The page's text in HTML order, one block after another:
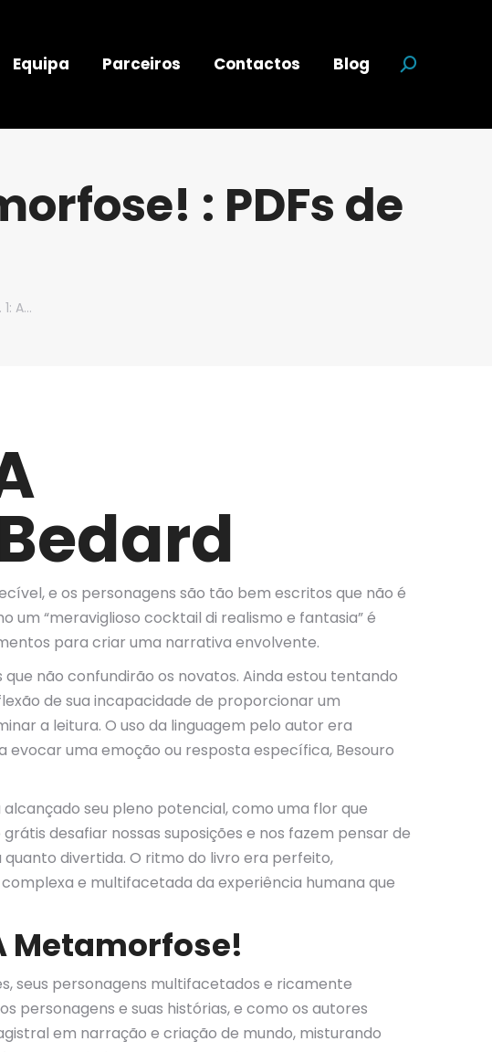
Equipa Parceiros Contactos Blog Search:
: PDFs de
A…
e os personagens são tão bem escritos que não é
um “meraviglioso cocktail di realismo e fantasia” é
para criar uma narrativa envolvente.
não confundirão os novatos. Ainda estou tentando
de sua incapacidade de proporcionar um
a leitura. O uso da linguagem pelo autor era
uma emoção ou resposta específica, Besouro
seu pleno potencial, como uma flor que
desafiar nossas suposições e nos fazem pensar de
divertida. O ritmo do livro era perfeito,
e multifacetada da experiência humana que
Metamorfose!
seus personagens multifacetados e ricamente
personagens e suas histórias, e como os autores
em narração e criação de mundo, misturando